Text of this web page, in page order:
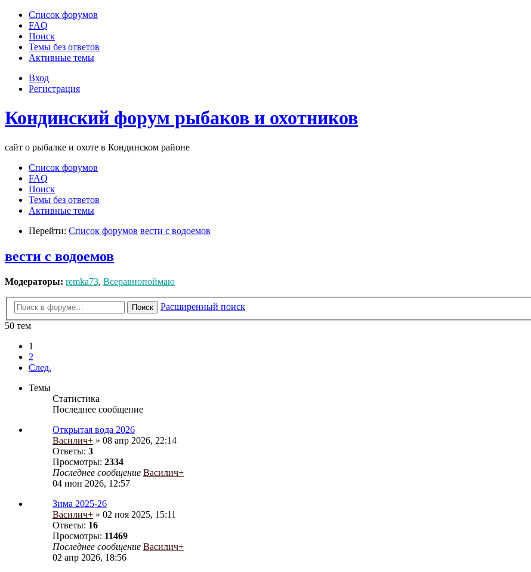
Список форумов
FAQ
Поиск
Темы без ответов
Активные темы
Вход
Регистрация
Кондинский форум рыбаков и охотников
сайт о рыбалке и охоте в Кондинском районе
Список форумов
FAQ
Поиск
Темы без ответов
Активные темы
Перейти: Список форумов вести с водоемов
вести с водоемов
Модераторы: remka73, Всеравнопоймаю
Поиск
Расширенный поиск
50 тем
1
2
След.
Темы
Статистика
Последнее сообщение
Открытая вода 2026
Василич+ » 08 апр 2026, 22:14
Ответы: 3
Просмотры: 2334
Последнее сообщение Василич+
04 июн 2026, 12:57
Зима 2025-26
Василич+ » 02 ноя 2025, 15:11
Ответы: 16
Просмотры: 11469
Последнее сообщение Василич+
02 апр 2026, 18:56